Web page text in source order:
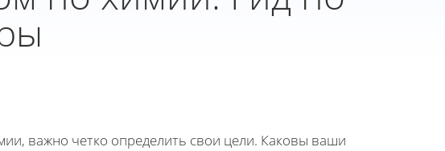
важно четко определить свои цели. Каковы ваши